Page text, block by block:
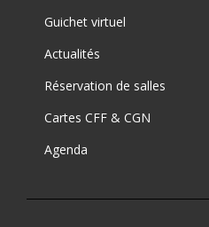
Guichet virtuel
Actualités
Réservation de salles
Cartes CFF & CGN
Agenda